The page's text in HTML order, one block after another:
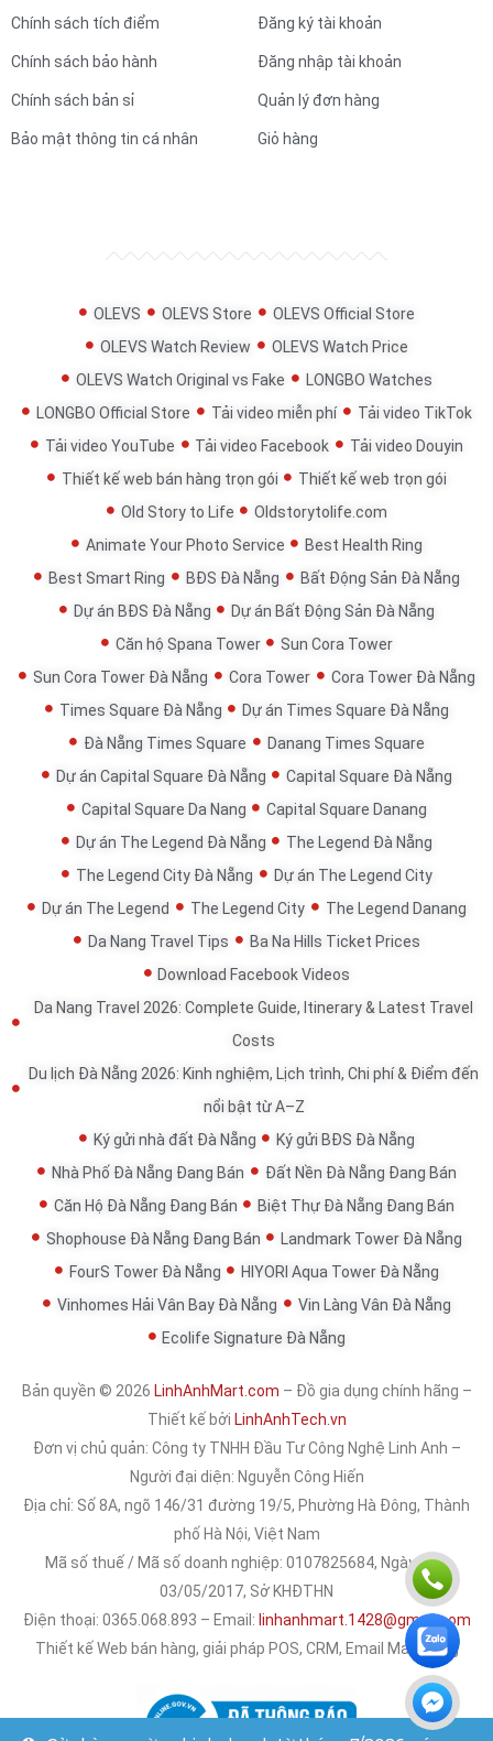
Chính sách tích điểm
Chính sách bảo hành
Chính sách bản sỉ
Bảo mật thông tin cá nhân
Đăng ký tài khoản
Đăng nhập tài khoản
Quản lý đơn hàng
Giỏ hàng
OLEVS OLEVS Store
OLEVS Official Store
OLEVS Watch Review
OLEVS Watch Price
OLEVS Watch Original vs Fake
LONGBO Watches
LONGBO Official Store
Tải video miễn phí
Tải video TikTok
Tải video YouTube
Tải video Facebook
Tải video Douyin
Thiết kế web bán hàng trọn gói
Thiết kế web trọn gói
Old Story to Life
Oldstorytolife.com
Animate Your Photo Service
Best Health Ring
Best Smart Ring
BĐS Đà Nẵng
Bất Động Sản Đà Nẵng
Dự án BĐS Đà Nẵng
Dự án Bất Động Sản Đà Nẵng
Căn hộ Spana Tower
Sun Cora Tower
Sun Cora Tower Đà Nẵng
Cora Tower
Cora Tower Đà Nẵng
Times Square Đà Nẵng
Dự án Times Square Đà Nẵng
Đà Nẵng Times Square
Danang Times Square
Dự án Capital Square Đà Nẵng
Capital Square Đà Nẵng
Capital Square Da Nang
Capital Square Danang
Dự án The Legend Đà Nẵng
The Legend Đà Nẵng
The Legend City Đà Nẵng
Dự án The Legend City
Dự án The Legend
The Legend City
The Legend Danang
Da Nang Travel Tips
Ba Na Hills Ticket Prices
Download Facebook Videos
Da Nang Travel 2026: Complete Guide, Itinerary & Latest Travel
Costs
Du lịch Đà Nẵng 2026: Kinh nghiệm, Lịch trình, Chi phí & Điểm đến
nổi bật từ A–Z
Ký gửi nhà đất Đà Nẵng
Ký gửi BĐS Đà Nẵng
Nhà Phố Đà Nẵng Đang Bán
Đất Nền Đà Nẵng Đang Bán
Căn Hộ Đà Nẵng Đang Bán
Biệt Thự Đà Nẵng Đang Bán
Shophouse Đà Nẵng Đang Bán
Landmark Tower Đà Nẵng
FourS Tower Đà Nẵng
HIYORI Aqua Tower Đà Nẵng
Vinhomes Hải Vân Bay Đà Nẵng
Vin Làng Vân Đà Nẵng
Ecolife Signature Đà Nẵng
Bản quyền © 2026 LinhAnhMart.com – Đồ gia dụng chính hãng –
Thiết kế bởi LinhAnhTech.vn
Đơn vị chủ quản: Công ty TNHH Đầu Tư Công Nghệ Linh Anh –
Người đại diện: Nguyễn Công Hiến
Địa chỉ: Số 8A, ngõ 146/31 đường 19/5, Phường Hà Đông, Thành
phố Hà Nội, Việt Nam
Mã số thuế / Mã số doanh nghiệp: 0107825684, Ngày cấp:
03/05/2017, Sở KHĐTHN
Điện thoại: 0365.068.893 – Email: linhanhmart.1428@gmail.com
Thiết kế Web bán hàng, giải pháp POS, CRM, Email Marketing